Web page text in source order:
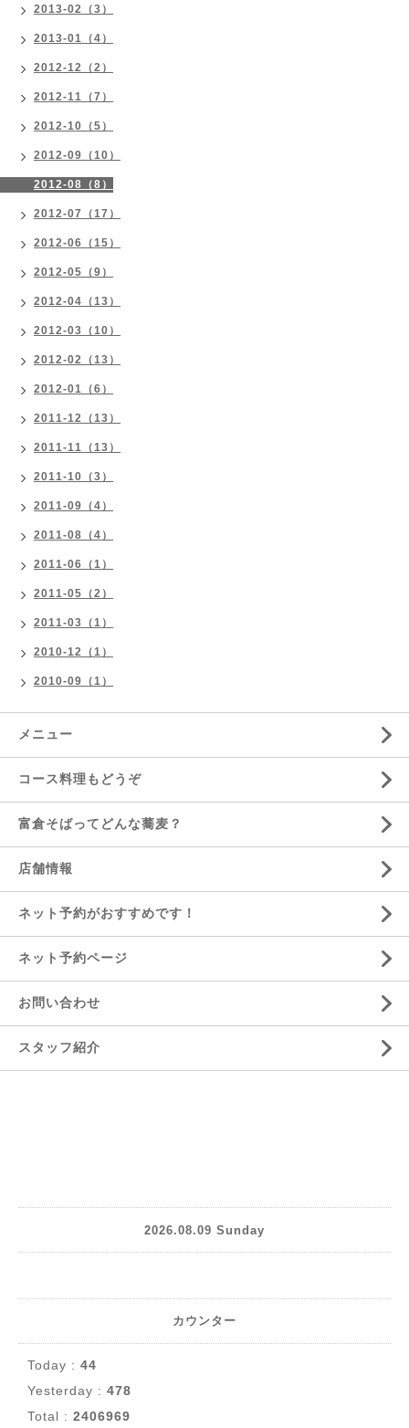
2013-02（3）
2013-01（4）
2012-12（2）
2012-11（7）
2012-10（5）
2012-09（10）
2012-08（8）
2012-07（17）
2012-06（15）
2012-05（9）
2012-04（13）
2012-03（10）
2012-02（13）
2012-01（6）
2011-12（13）
2011-11（13）
2011-10（3）
2011-09（4）
2011-08（4）
2011-06（1）
2011-05（2）
2011-03（1）
2010-12（1）
2010-09（1）
メニュー
コース料理もどうぞ
富倉そばってどんな蕎麦？
店舗情報
ネット予約がおすすめです！
ネット予約ページ
お問い合わせ
スタッフ紹介
2026.08.09 Sunday
カウンター
Today : 44
Yesterday : 478
Total : 2406969